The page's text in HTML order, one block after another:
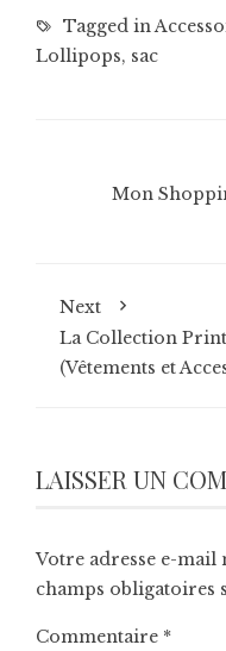
Tagged in
Lollipops, sac
Mon
Next
La Collection
(Vêtements et
LAISSER UN
Votre adresse e-mail
champs obligatoires
Commentaire *